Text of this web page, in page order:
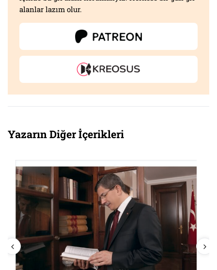
alanlar lazım olur.
Yazarın Diğer İçerikleri